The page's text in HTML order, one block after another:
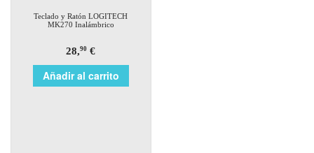
Teclado y Ratón LOGITECH
MK270 Inalámbrico
28,90 €
Añadir al carrito